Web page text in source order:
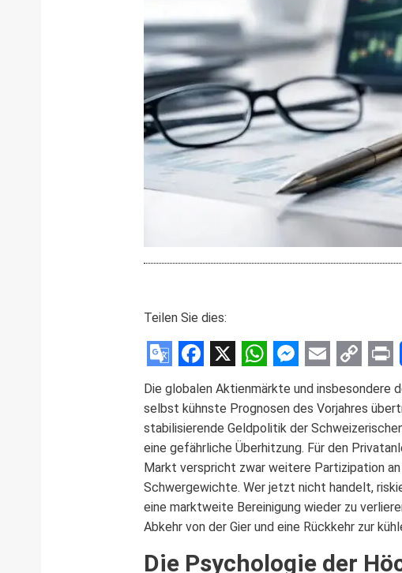
Teilen Sie dies:
Google
Translate
Facebook
X WhatsApp
Messenger
EmailCopy
Link
Die globalen Aktienmärkte und insbesondere
selbst kühnste Prognosen des Vorjahres
stabilisierende Geldpolitik der
eine gefährliche Überhitzung. Für den
Markt verspricht zwar weitere Partizipation
Schwergewichte. Wer jetzt nicht handelt,
eine marktweite Bereinigung wieder zu
Abkehr von der Gier und eine Rückkehr zur
Die Psychologie der